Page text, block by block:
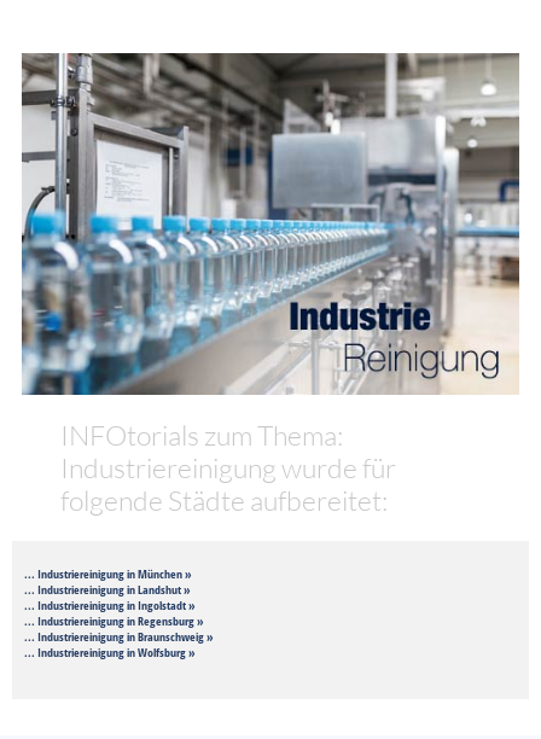
INFOtorials zum Thema:
Industriereinigung wurde für
folgende Städte aufbereitet:
... Industriereinigung in München »
... Industriereinigung in Landshut »
... Industriereinigung in Ingolstadt »
... Industriereinigung in Regensburg »
... Industriereinigung in Braunschweig »
... Industriereinigung in Wolfsburg »